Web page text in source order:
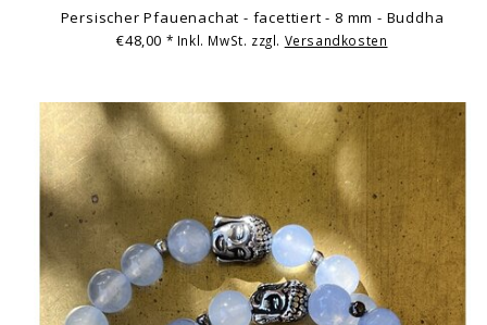
Persischer Pfauenachat - facettiert - 8 mm - Buddha
€48,00 * Inkl. MwSt. zzgl. Versandkosten